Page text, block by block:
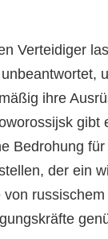
Verteidiger
ihre
gibt
Bedrohung
der ein
von